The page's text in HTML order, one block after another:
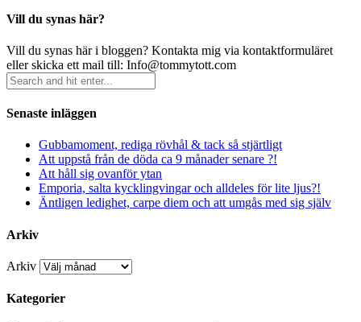
Vill du synas här?
Vill du synas här i bloggen? Kontakta mig via kontaktformuläret
eller skicka ett mail till: Info@tommytott.com
Senaste inläggen
Gubbamoment, rediga rövhål & tack så stjärtligt
Att uppstå från de döda ca 9 månader senare ?!
Att håll sig ovanför ytan
Emporia, salta kycklingvingar och alldeles för lite ljus?!
Äntligen ledighet, carpe diem och att umgås med sig själv
Arkiv
Arkiv
Kategorier